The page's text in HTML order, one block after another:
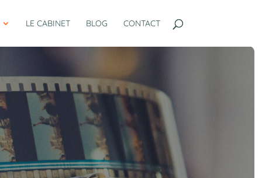
LE CABINET BLOG CONTACT